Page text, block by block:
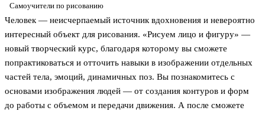
Самоучители по рисованию
Человек — неисчерпаемый источник вдохновения и невероятно
интересный объект для рисования. «Рисуем лицо и фигуру» —
новый творческий курс, благодаря которому вы сможете
попрактиковаться и отточить навыки в изображении отдельных
частей тела, эмоций, динамичных поз. Вы познакомитесь с
основами изображения людей — от создания контуров и форм
до работы с объемом и передачи движения. А после сможете